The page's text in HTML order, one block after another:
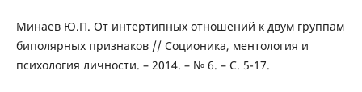
Минаев Ю.П. От интертипных отношений к двум группам
биполярных признаков // Соционика, ментология и
психология личности. – 2014. – № 6. – С. 5-17.